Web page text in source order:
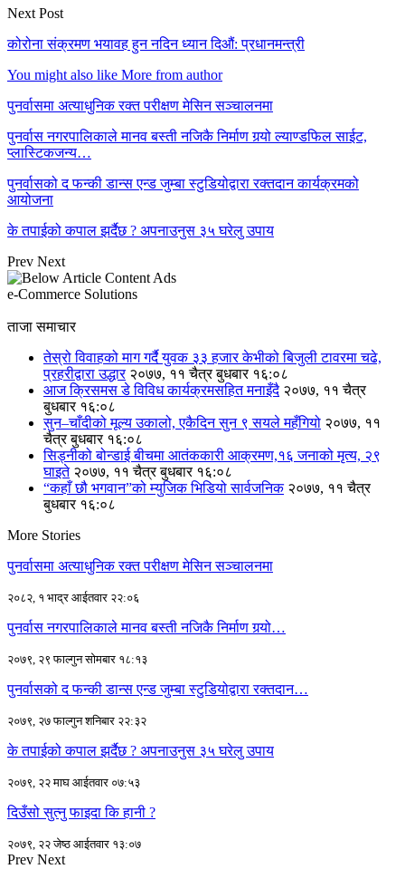
Next Post
कोरोना संक्रमण भयावह हुन नदिन ध्यान दिऔं: प्रधानमन्त्री
You might also like More from author
पुनर्वासमा अत्याधुनिक रक्त परीक्षण मेसिन सञ्चालनमा
पुनर्वास नगरपालिकाले मानव बस्ती नजिकै निर्माण गर्‍यो ल्याण्डफिल साईट,
प्लास्टिकजन्य…
पुनर्वासको द फन्की डान्स एन्ड जुम्बा स्टुडियोद्वारा रक्तदान कार्यक्रमको
आयोजना
के तपाईको कपाल झर्दैछ ? अपनाउनुस ३५ घरेलु उपाय
Prev Next
e-Commerce Solutions
ताजा समाचार
तेस्रो विवाहको माग गर्दै युवक ३३ हजार केभीको बिजुली टावरमा चढे,
प्रहरीद्वारा उद्धार २०७७, ११ चैत्र बुधबार १६:०८
आज क्रिसमस डे विविध कार्यक्रमसहित मनाइँदै २०७७, ११ चैत्र
बुधबार १६:०८
सुन–चाँदीको मूल्य उकालो, एकैदिन सुन ९ सयले महँगियो २०७७, ११
चैत्र बुधबार १६:०८
सिड्नीको बोन्डाई बीचमा आतंककारी आक्रमण,१६ जनाको मृत्य, २९
घाइते २०७७, ११ चैत्र बुधबार १६:०८
“कहाँ छौ भगवान”को म्युजिक भिडियो सार्वजनिक २०७७, ११ चैत्र
बुधबार १६:०८
More Stories
पुनर्वासमा अत्याधुनिक रक्त परीक्षण मेसिन सञ्चालनमा
२०८२, १ भाद्र आईतवार २२:०६
पुनर्वास नगरपालिकाले मानव बस्ती नजिकै निर्माण गर्‍यो…
२०७९, २९ फाल्गुन सोमबार १८:१३
पुनर्वासको द फन्की डान्स एन्ड जुम्बा स्टुडियोद्वारा रक्तदान…
२०७९, २७ फाल्गुन शनिबार २२:३२
के तपाईको कपाल झर्दैछ ? अपनाउनुस ३५ घरेलु उपाय
२०७९, २२ माघ आईतवार ०७:५३
दिउँसो सुत्नु फाइदा कि हानी ?
२०७९, २२ जेष्ठ आईतवार १३:०७
Prev Next